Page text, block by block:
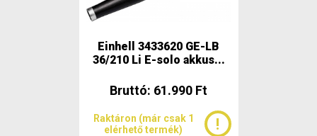
Einhell 3433620 GE-LB
36/210 Li E-solo akkus...
Bruttó: 61.990 Ft
Raktáron (már csak 1
elérhető termék)